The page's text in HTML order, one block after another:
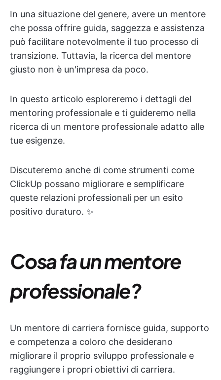
In una situazione del genere, avere un mentore
che possa offrire guida, saggezza e assistenza
può facilitare notevolmente il tuo processo di
transizione. Tuttavia, la ricerca del mentore
giusto non è un'impresa da poco.
In questo articolo esploreremo i dettagli del
mentoring professionale e ti guideremo nella
ricerca di un mentore professionale adatto alle
tue esigenze.
Discuteremo anche di come strumenti come
ClickUp possano migliorare e semplificare
queste relazioni professionali per un esito
positivo duraturo. ✨
Cosa fa un mentore
professionale?
Un mentore di carriera fornisce guida, supporto
e competenza a coloro che desiderano
migliorare il proprio sviluppo professionale e
raggiungere i propri obiettivi di carriera.